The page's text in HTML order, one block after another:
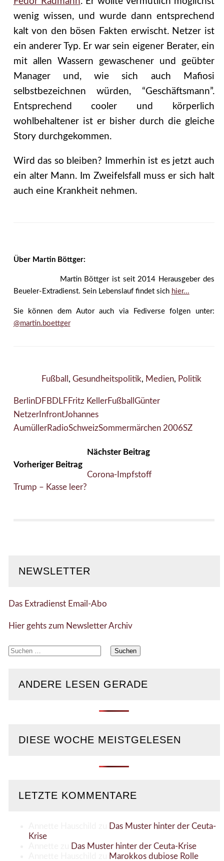
wenig wissen, und wurde dann entsprechend
kalt von den bösen Fakten erwischt. Netzer ist
ein anderer Typ. Er war sein eigener Berater, ein
mit allen Wassern gewaschener und geübter
Manager und, wie sich auch Mafiosi
selbstbezeichnen würden, “Geschäftsmann”.
Entsprechend cooler und körperlich
wohlbehaltener ist er bisher durch die gleiche
Story durchgekommen.
Wird das so bleiben? Immerhin ist es jetzt auch
ein alter Mann. Im Zweifelsfall muss er sich halt
auch eine Krankheit nehmen.
Über Martin Böttger:
Martin Böttger ist seit 2014 Herausgeber des
Beueler-Extradienst. Sein Lebenslauf findet sich hier...
Sie können dem Autor auch via Fediverse folgen unter:
@martin.boettger
Fußball , Gesundheitspolitik, Medien, Politik
BerlinDFBDLF Fritz KellerFußball Günter
NetzerInfrontJohannes
AumüllerRadioSchweizSommermärchen 2006SZ
Vorheriger Beitrag
Trump – Kasse leer?
Nächster Beitrag
Corona-Impfstoff
NEWSLETTER
Das Extradienst Email-Abo
Hier gehts zum Newsletter Archiv
Suchen
ANDERE LESEN GERADE
DIESE WOCHE MEISTGELESEN
LETZTE KOMMENTARE
Das Muster hinter der Ceuta-
Krise
Das Muster hinter der Ceuta-Krise
Marokkos dubiose Rolle